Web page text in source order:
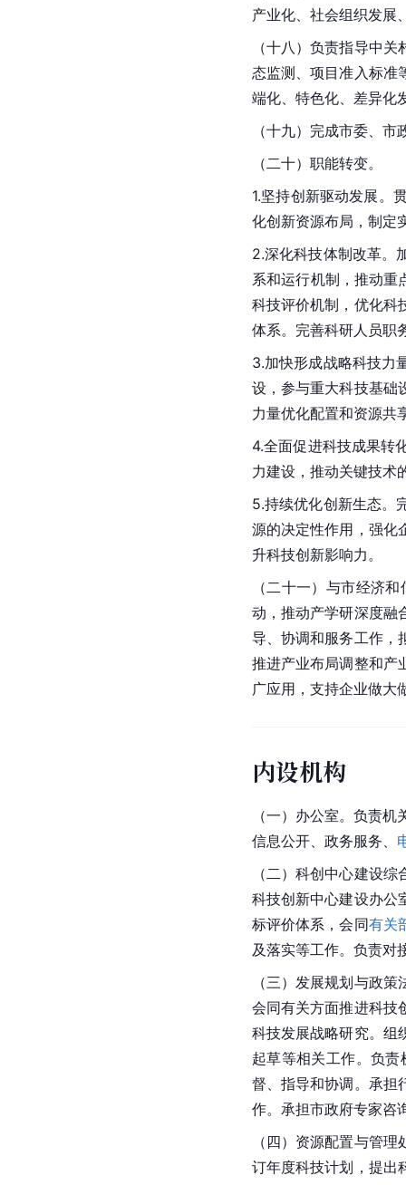
产业化、社会组织发展
（十八）负责指导中关
态监测、项目准入标准
端化、特色化、差异化
（十九）完成市委、
（二十）职能转变。
1.坚持创新驱动发展。
化创新资源布局，制定
2.深化科技体制改革。
系和运行机制，推动重
科技评价机制，优化科
体系。完善科研人员职
3.加快形成战略科技力
设，参与重大科技基础
力量优化配置和资源共
4.全面促进科技成果转
力建设，推动关键技术
5.持续优化创新生态。
源的决定性作用，强化
升科技创新影响力。
（二十一）与市经济
动，推动产学研深度融
导、协调和服务工作，
推进产业布局调整和产
广应用，支持企业做大
内设机构
（一）办公室。负责
信息公开、政务服务、
（二）科创中心建设
科技创新中心建设办公
标评价体系，会同有关
及落实等工作。负责对
（三）发展规划与政
会同有关方面推进科技
科技发展战略研究。组
起草等相关工作。负
督、指导和协调。承担
作。承担市政府专家咨
（四）资源配置与管
订年度科技计划，提出